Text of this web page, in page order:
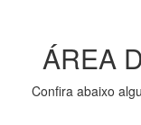
ÁREA
Confira abaixo